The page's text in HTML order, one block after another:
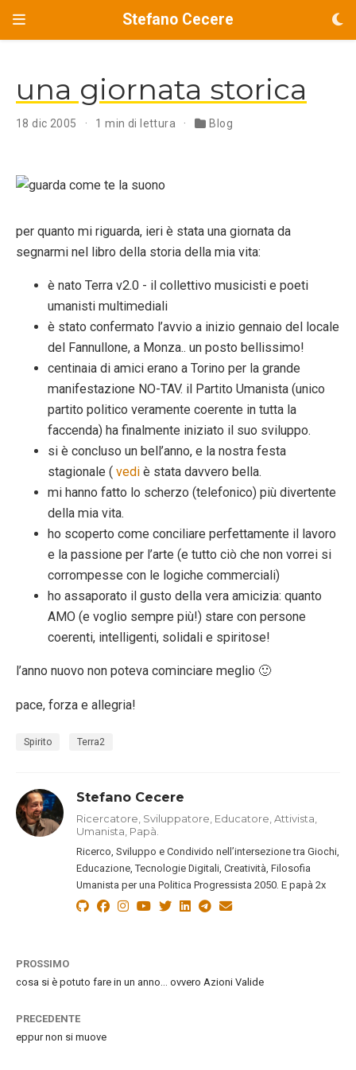
Stefano Cecere
una giornata storica
18 dic 2005 1 min di lettura Blog
per quanto mi riguarda, ieri è stata una giornata da
segnarmi nel libro della storia della mia vita:
è nato Terra v2.0 - il collettivo musicisti e poeti
umanisti multimediali
è stato confermato l’avvio a inizio gennaio del locale
del Fannullone, a Monza.. un posto bellissimo!
centinaia di amici erano a Torino per la grande
manifestazione NO-TAV. il Partito Umanista (unico
partito politico veramente coerente in tutta la
faccenda) ha finalmente iniziato il suo sviluppo.
si è concluso un bell’anno, e la nostra festa
stagionale ( vedi è stata davvero bella.
mi hanno fatto lo scherzo (telefonico) più divertente
della mia vita.
ho scoperto come conciliare perfettamente il lavoro
e la passione per l’arte (e tutto ciò che non vorrei si
corrompesse con le logiche commerciali)
ho assaporato il gusto della vera amicizia: quanto
AMO (e voglio sempre più!) stare con persone
coerenti, intelligenti, solidali e spiritose!
l’anno nuovo non poteva cominciare meglio 🙂
pace, forza e allegria!
Spirito Terra2
Stefano Cecere
Ricercatore, Sviluppatore, Educatore, Attivista,
Umanista, Papà.
Ricerco, Sviluppo e Condivido nell’intersezione tra Giochi,
Educazione, Tecnologie Digitali, Creatività, Filosofia
Umanista per una Politica Progressista 2050. E papà 2x
PROSSIMO
cosa si è potuto fare in un anno… ovvero Azioni Valide
PRECEDENTE
eppur non si muove